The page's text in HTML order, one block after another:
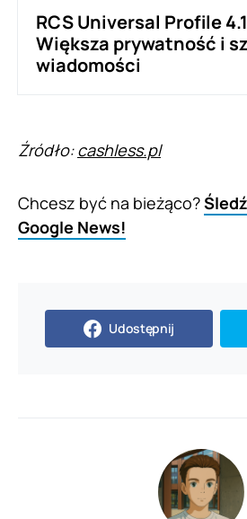
RCS Universal Profile
Większa prywatność i
wiadomości
Źródło:cashless.pl
Chcesz być na bieżąco?
Google News!
Udostępnij